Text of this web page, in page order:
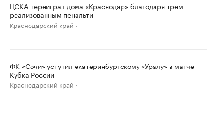
ЦСКА переиграл дома «Краснодар» благодаря трем
реализованным пенальти
Краснодарский край
ФК «Сочи» уступил екатеринбургскому «Уралу» в матче
Кубка России
Краснодарский край